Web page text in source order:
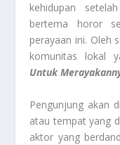
kehidupan
bertema horor
perayaan ini. Oleh
komunitas lokal
Untuk
Pengunjung akan
atau tempat yang
aktor yang